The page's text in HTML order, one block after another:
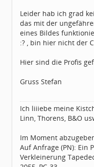
Leider hab ich grad
das mit der
eines Bildes
:? , bin hier nicht der
Hier sind die Profis
Gruss Stefan
Ich liiiebe meine
Linn, Thorens, B&O
Im Moment
Auf Anfrage (PN): Ein
Verkleinerung